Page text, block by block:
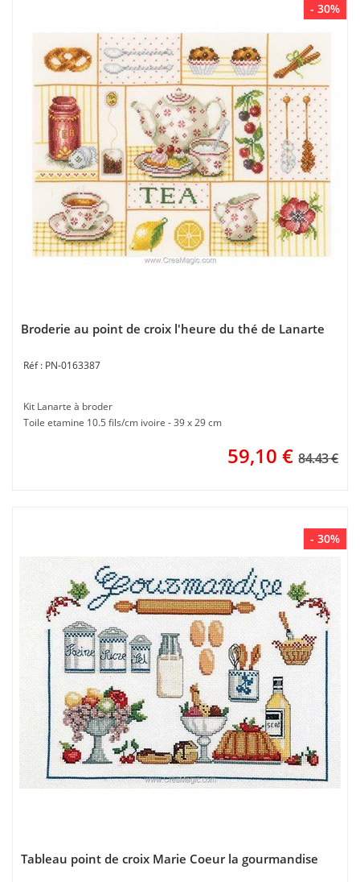
- 30%
Broderie au point de croix l'heure du thé de Lanarte
PN-0163387
Kit Lanarte à broder
Toile etamine 10.5 fils/cm ivoire - 39 x 29 cm
59,10 € 84.43 €
- 30%
Tableau point de croix Marie Coeur la gourmandise